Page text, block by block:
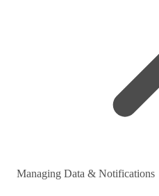
Managing Data & Notifications